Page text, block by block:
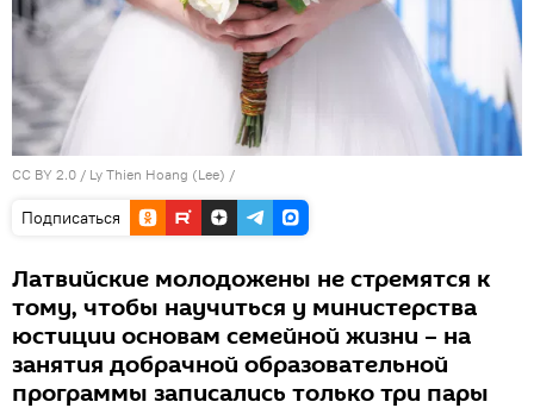
CC BY 2.0 / Ly Thien Hoang (Lee) /
Подписаться
Латвийские молодожены не стремятся к
тому, чтобы научиться у министерства
юстиции основам семейной жизни – на
занятия добрачной образовательной
программы записались только три пары